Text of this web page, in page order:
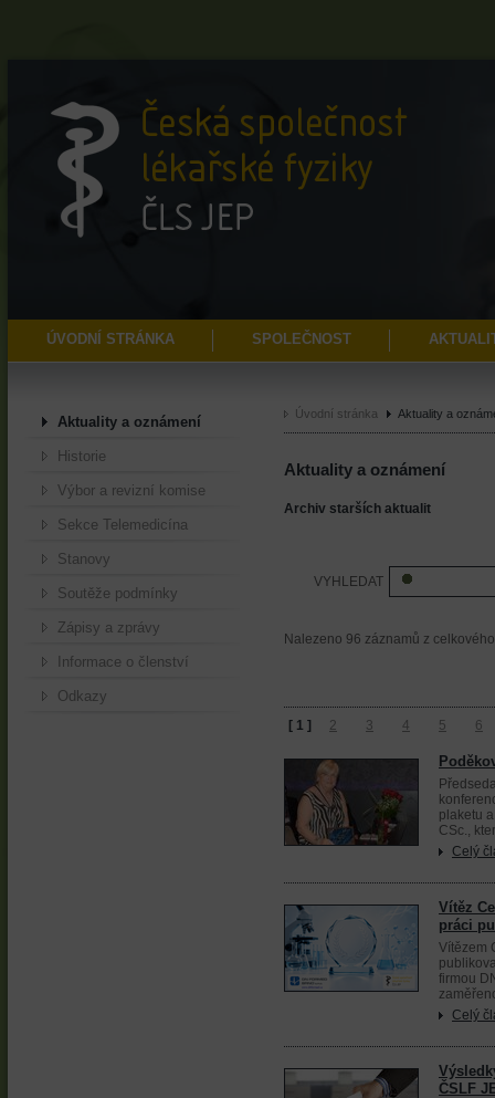
ÚVODNÍ STRÁNKA SPOLEČNOST
Aktuality a oznámení
Historie
Výbor a revizní komise
Sekce Telemedicína
Stanovy
Soutěže podmínky
Zápisy a zprávy
Informace o členství
Odkazy
Úvodní stránka Aktuality a
Aktuality a oznámení
Archiv starších aktualit
VYHLEDAT
Nalezeno 96 záznamů z
[ 1 ] 2 3 4 5 6
plaketu
CSc.,
Celý
Vítěz
práci
Vítězem
firmou
Celý
ČSLF